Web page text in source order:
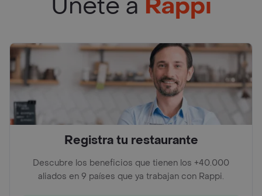
Registra tu restaurante
Descubre los beneficios que tienen los +40.000
aliados en 9 países que ya trabajan con Rappi.